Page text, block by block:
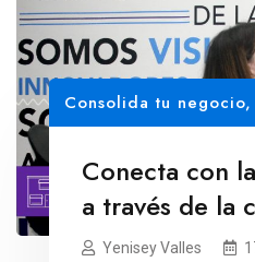
Consolida tu negocio,
Conecta con
a través de la
datos
Yenisey Valles